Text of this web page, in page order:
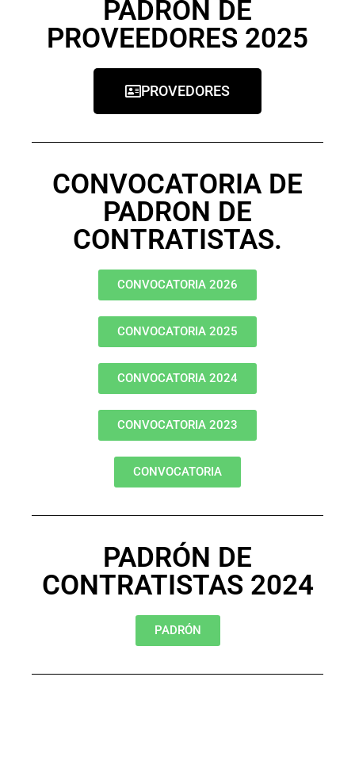
PADRON DE
PROVEEDORES 2025
PROVEDORES
CONVOCATORIA DE
PADRON DE
CONTRATISTAS.
CONVOCATORIA 2026
CONVOCATORIA 2025
CONVOCATORIA 2024
CONVOCATORIA 2023
CONVOCATORIA
PADRÓN DE
CONTRATISTAS 2024
PADRÓN